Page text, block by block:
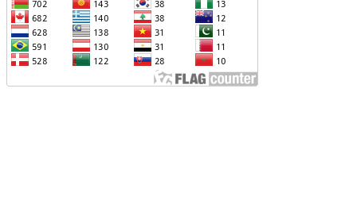
Է ՃԱՆԱՉՎԵԼ
ԻԼՀԱՄ ԱԼԻԵՎԸ ՇՆՈՐՀԱՎՈՐԵԼ Է
ՄԱԼԴԻՎՑԻ ԳՈՐԾԸՆԿԵՐ ՄՈՀԱՄՄԵԴ